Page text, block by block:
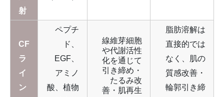
射
CF
ラ
イ
ン
ペプチ
ド、
EGF、
アミノ
酸、植物
線維芽細胞
や代謝活性
化を通じて
引き締め・
たるみ改
善・肌再生
脂肪溶解は
直接的では
なく、肌の
質感改善・
輪郭引き締